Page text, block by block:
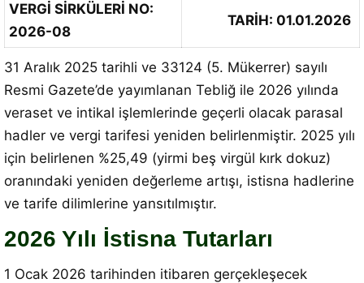
VERGİ SİRKÜLERİ NO:
2026-08
TARİH: 01.01.2026
31 Aralık 2025 tarihli ve 33124 (5. Mükerrer) sayılı
Resmi Gazete’de yayımlanan Tebliğ ile 2026 yılında
veraset ve intikal işlemlerinde geçerli olacak parasal
hadler ve vergi tarifesi yeniden belirlenmiştir. 2025 yılı
için belirlenen %25,49 (yirmi beş virgül kırk dokuz)
oranındaki yeniden değerleme artışı, istisna hadlerine
ve tarife dilimlerine yansıtılmıştır.
2026 Yılı İstisna Tutarları
1 Ocak 2026 tarihinden itibaren gerçekleşecek